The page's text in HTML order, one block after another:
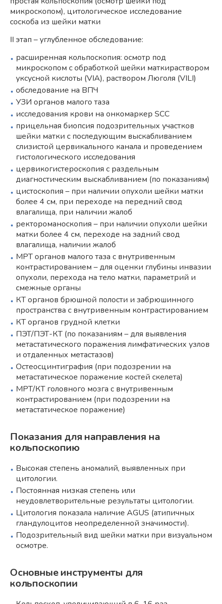
микроскопом), цитологическое исследование
соскоба из шейки матки
II этап – углубленное обследование:
расширенная кольпоскопия: осмотр под
микроскопом с обработкой шейки маткираствором
уксусной кислоты (VIA), раствором Люголя (VILI)
обследование на ВПЧ
УЗИ органов малого таза
исследования крови на онкомаркер SCC
прицельная биопсия подозрительных участков
шейки матки с последующим выскабливанием
слизистой цервикального канала и проведением
гистологического исследования
цервикогистероскопия с раздельным
диагностическим выскабливанием (по показаниям)
цистоскопия – при наличии опухоли шейки матки
более 4 см, при переходе на передний свод
влагалища, при наличии жалоб
ректороманоскопия – при наличии опухоли шейки
матки более 4 см, переходе на задний свод
влагалища, наличии жалоб
МРТ органов малого таза с внутривенным
контрастированием – для оценки глубины инвазии
опухоли, перехода на тело матки, параметрий и
смежные органы
КТ органов брюшной полости и забрюшинного
пространства с внутривенным контрастированием
КТ органов грудной клетки
ПЭТ/ПЭТ-КТ (по показаниям – для выявления
метастатического поражения лимфатических узлов
и отдаленных метастазов)
Остеосцинтиграфия (при подозрении на
метастатическое поражение костей скелета)
МРТ/КТ головного мозга с внутривенным
контрастированием (при подозрении на
метастатическое поражение)
Показания для направления на
кольпоскопию
Высокая степень аномалий, выявленных при
цитологии.
Постоянная низкая степень или
неудовлетворительные результаты цитологии.
Цитология показала наличие AGUS (атипичных
гландулоцитов неопределенной значимости).
Подозрительный вид шейки матки при визуальном
осмотре.
Основные инструменты для
кольпоскопии